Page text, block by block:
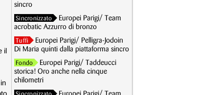
il
sincro
Sincronizzato
Europei Parigi/ Team
acrobatic Azzurro di bronzo
Tuffi
Europei Parigi/ Pelligra-Jodoin
Di Maria quinti dalla piattaforma sincro
Fondo
Europei Parigi/ Taddeucci
storica! Oro anche nella cinque
chilometri